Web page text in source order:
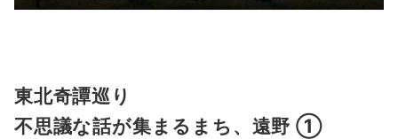
東北奇譚巡り
不思議な話が集まるまち、遠野 ①